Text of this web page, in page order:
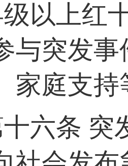
以上红
与突发
家庭支
六条 突